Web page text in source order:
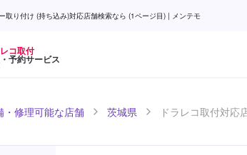
取り付け (持ち込み)対応店舗検索なら (1ページ目) | メンテモ
コ取付
予約サービス
・修理可能な店舗 茨城県 ドラレコ取付対応